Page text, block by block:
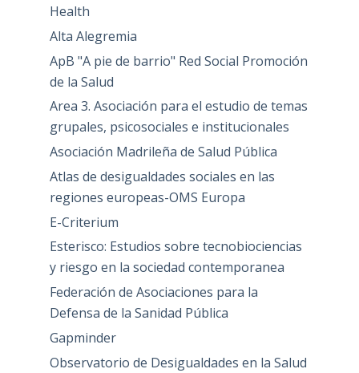
Health
Alta Alegremia
ApB "A pie de barrio" Red Social Promoción
de la Salud
Area 3. Asociación para el estudio de temas
grupales, psicosociales e institucionales
Asociación Madrileña de Salud Pública
Atlas de desigualdades sociales en las
regiones europeas-OMS Europa
E-Criterium
Esterisco: Estudios sobre tecnobiociencias
y riesgo en la sociedad contemporanea
Federación de Asociaciones para la
Defensa de la Sanidad Pública
Gapminder
Observatorio de Desigualdades en la Salud